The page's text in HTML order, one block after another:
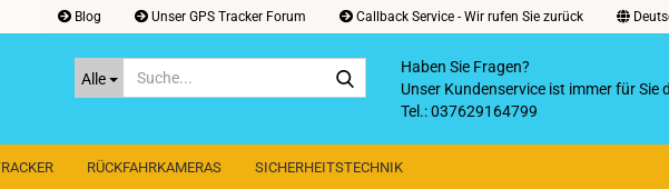
Blog Unser GPS Tracker Forum Callback Service - Wir rufen Sie zurück
Alle
Suche...Haben Sie Fragen?
Unser Kundenservice ist immer für Sie
Tel.: 037629164799
RÜCKFAHRKAMERAS SICHERHEITSTECHNIK